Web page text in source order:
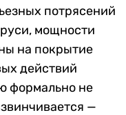
потрясений
мощности
на покрытие
действий
формально не
—